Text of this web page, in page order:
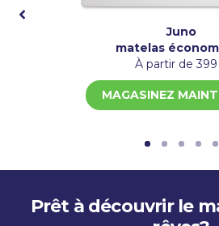
Juno
matelas
À partir de
MAGASINEZ
Prêt à découvrir le